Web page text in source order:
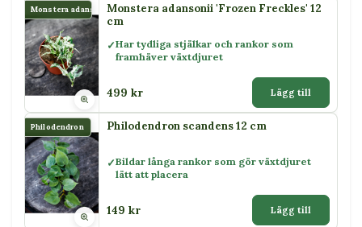
Monstera adansoniiMonstera adansonii 'Frozen Freckles' 12
cm
Har tydliga stjälkar och rankor som
framhäver växtdjuret
499 kr Lägg till
Philodendron Philodendron scandens 12 cm
Bildar långa rankor som gör växtdjuret
lätt att placera
149 kr Lägg till